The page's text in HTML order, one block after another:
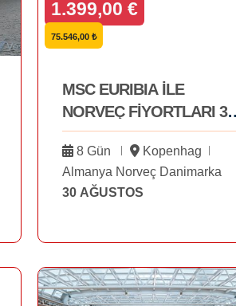
1.399,00 €
75.546,00 ₺
MSC EURIBIA İLE
NORVEÇ FİYORTLARI 30
AĞUSTOS
8 Gün
Kopenhag
Almanya Norveç Danimarka
30 AĞUSTOS